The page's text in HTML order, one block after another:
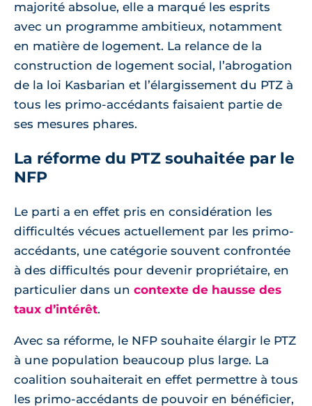
majorité absolue, elle a marqué les esprits
avec un programme ambitieux, notamment
en matière de logement. La relance de la
construction de logement social, l’abrogation
de la loi Kasbarian et l’élargissement du PTZ à
tous les primo-accédants faisaient partie de
ses mesures phares.
La réforme du PTZ souhaitée par le
NFP
Le parti a en effet pris en considération les
difficultés vécues actuellement par les primo-
accédants, une catégorie souvent confrontée
à des difficultés pour devenir propriétaire, en
particulier dans un contexte de hausse des
taux d’intérêt.
Avec sa réforme, le NFP souhaite élargir le PTZ
à une population beaucoup plus large. La
coalition souhaiterait en effet permettre à tous
les primo-accédants de pouvoir en bénéficier,